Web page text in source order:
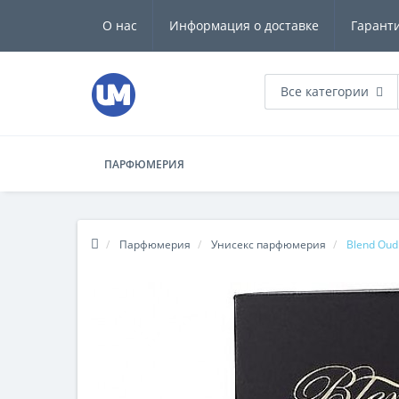
О нас Информация о доставке
Все категории
ПАРФЮМЕРИЯ
Парфюмерия Унисекс парфюмерия Blend